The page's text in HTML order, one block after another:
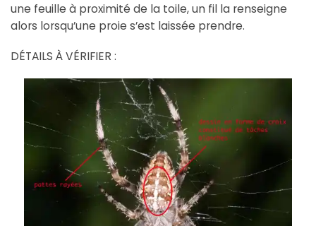
une feuille à proximité de la toile, un fil la renseigne
alors lorsqu’une proie s’est laissée prendre.
DÉTAILS À VÉRIFIER :